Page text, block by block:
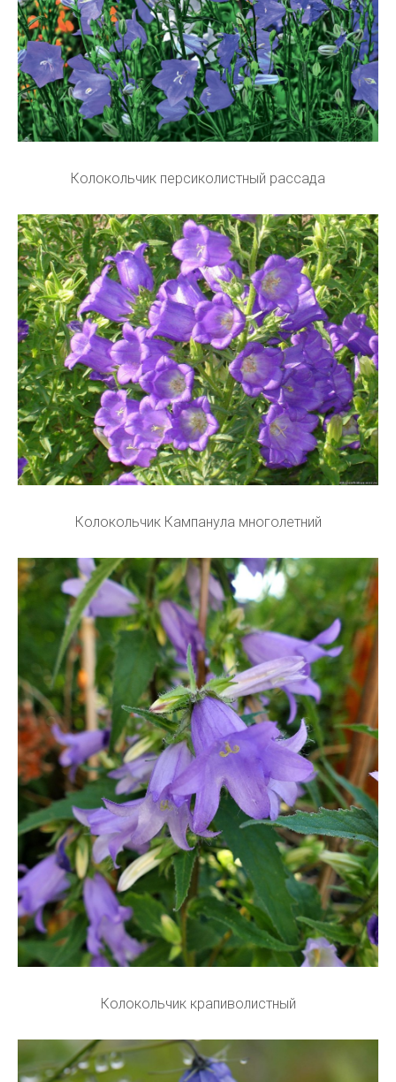
Колокольчик персиколистный рассада
Колокольчик Кампанула многолетний
Колокольчик крапиволистный